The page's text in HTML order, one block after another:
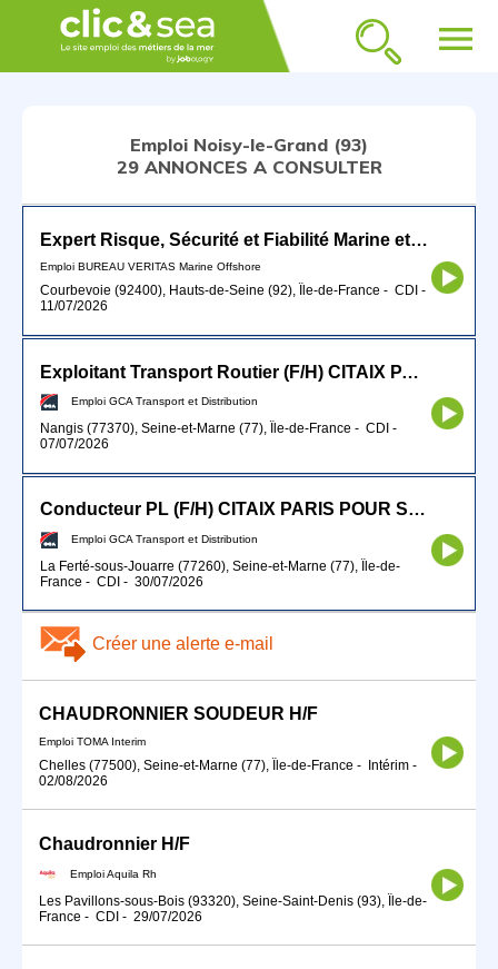
menu
Emploi Noisy-le-Grand (93)
29 ANNONCES A CONSULTER
Expert Risque, Sécurité et Fiabilité Marine et Offshore
Emploi BUREAU VERITAS Marine Offshore
Courbevoie (92400), Hauts-de-Seine (92), Île-de-France - CDI -
11/07/2026
Exploitant Transport Routier (F/H) CITAIX PARIS
Emploi GCA Transport et Distribution
Nangis (77370), Seine-et-Marne (77), Île-de-France - CDI -
07/07/2026
Conducteur PL (F/H) CITAIX PARIS POUR SEPTEMBRE 2026
Emploi GCA Transport et Distribution
La Ferté-sous-Jouarre (77260), Seine-et-Marne (77), Île-de-
France - CDI - 30/07/2026
Créer une alerte e-mail
CHAUDRONNIER SOUDEUR H/F
Emploi TOMA Interim
Chelles (77500), Seine-et-Marne (77), Île-de-France - Intérim -
02/08/2026
Chaudronnier H/F
Emploi Aquila Rh
Les Pavillons-sous-Bois (93320), Seine-Saint-Denis (93), Île-de-
France - CDI - 29/07/2026